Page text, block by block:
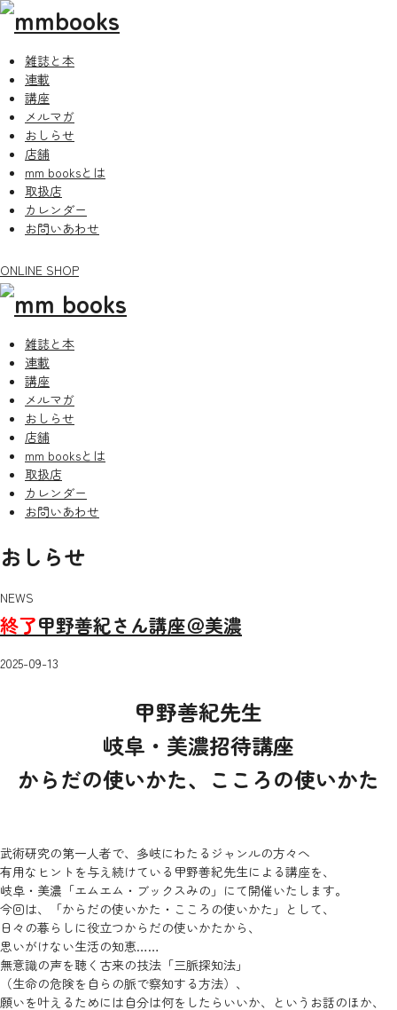
雑誌と本
連載
講座
メルマガ
おしらせ
店舗
mm booksとは
取扱店
カレンダー
お問いあわせ
ONLINE SHOP
雑誌と本
連載
講座
メルマガ
おしらせ
店舗
mm booksとは
取扱店
カレンダー
お問いあわせ
おしらせ
NEWS
終了甲野善紀さん講座＠美濃
2025-09-13
甲野善紀先生
岐阜・美濃招待講座
からだの使いかた、こころの使いかた
武術研究の第一人者で、多岐にわたるジャンルの方々へ
有用なヒントを与え続けている甲野善紀先生による講座を、
岐阜・美濃「エムエム・ブックスみの」にて開催いたします。
今回は、「からだの使いかた・こころの使いかた」として、
日々の暮らしに役立つからだの使いかたから、
思いがけない生活の知恵……
無意識の声を聴く古来の技法「三脈探知法」
（生命の危険を自らの脈で察知する方法）、
願いを叶えるためには自分は何をしたらいいか、というお話のほか、